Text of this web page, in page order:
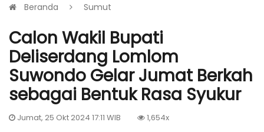
Beranda Sumut
Calon Wakil Bupati
Deliserdang Lomlom
Suwondo Gelar Jumat Berkah
sebagai Bentuk Rasa Syukur
Jumat, 25 Okt 2024 17:11 WIB
1,654x